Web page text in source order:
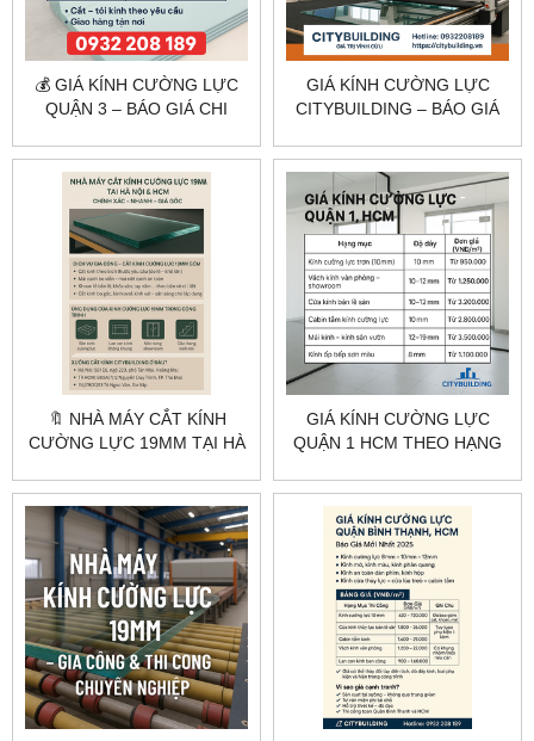
💰 GIÁ KÍNH CƯỜNG LỰC
QUẬN 3 – BÁO GIÁ CHI
GIÁ KÍNH CƯỜNG LỰC
CITYBUILDING – BÁO GIÁ
TẾ
🔖 NHÀ MÁY CẮT KÍNH
CƯỜNG LỰC 19MM TẠI HÀ
NHANH – GIÁ GỐC
GIÁ KÍNH CƯỜNG LỰC
QUẬN 1 HCM THEO HẠNG